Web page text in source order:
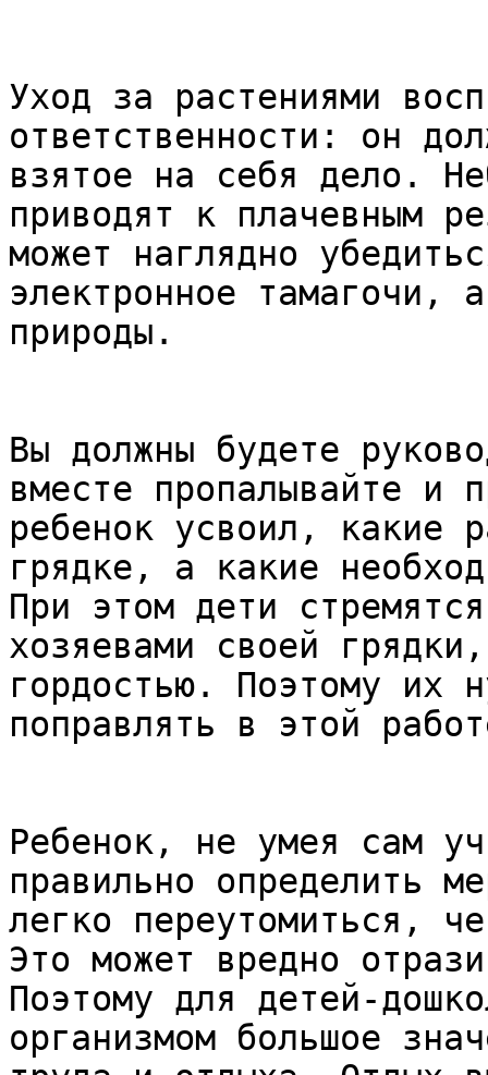
Уход за растениями
ответственности: он
взятое на себя дело.
приводят к плачевным
может наглядно
электронное тамагочи,
природы.
Вы должны будете
вместе пропалывайте и
ребенок усвоил, какие
грядке, а какие
При этом дети
хозяевами своей
гордостью. Поэтому их
поправлять в этой
Ребенок, не умея сам
правильно определить
легко переутомиться,
Это может вредно
Поэтому для детей-
организмом большое